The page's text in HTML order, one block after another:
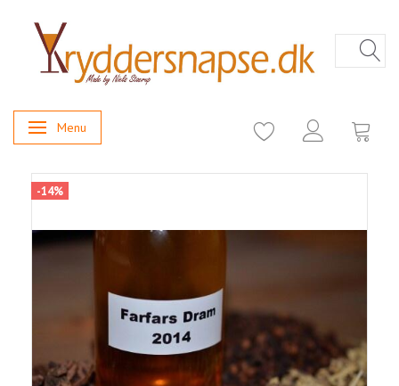
Skifte navigation
Menu
-14%